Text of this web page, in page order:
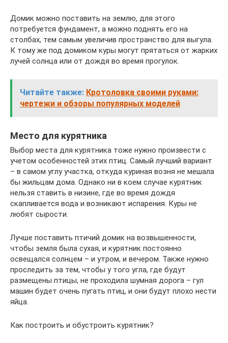
Домик можно поставить на землю, для этого
потребуется фундамент, а можно поднять его на
столбах, тем самым увеличив пространство для выгула.
К тому же под домиком куры могут прятаться от жарких
лучей солнца или от дождя во время прогулок.
Читайте также: Кротоловка своими руками:
чертежи и обзоры популярных моделей
Место для курятника
Выбор места для курятника тоже нужно произвести с
учетом особенностей этих птиц. Самый лучший вариант
– в самом углу участка, откуда куриная возня не мешала
бы жильцам дома. Однако ни в коем случае курятник
нельзя ставить в низине, где во время дождя
скапливается вода и возникают испарения. Куры не
любят сырости.
Лучше поставить птичий домик на возвышенности,
чтобы земля была сухая, и курятник постоянно
освещался солнцем – и утром, и вечером. Также нужно
проследить за тем, чтобы у того угла, где будут
размещены птицы, не проходила шумная дорога – гул
машин будет очень пугать птиц, и они будут плохо нести
яйца.
Как построить и обустроить курятник?